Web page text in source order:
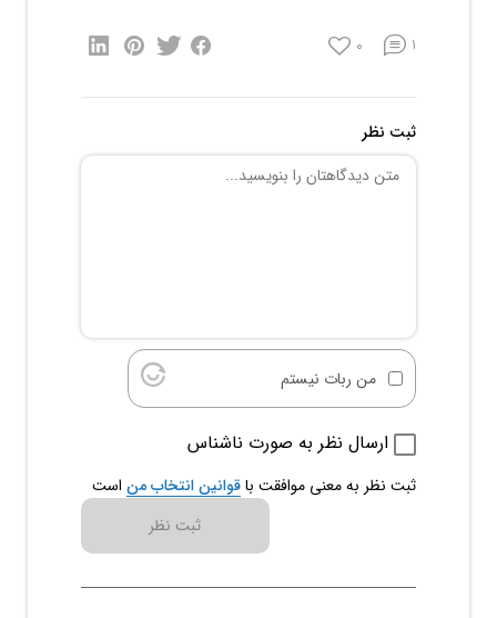
1
0
ثبت نظر
من ربات نیستم
ارسال نظر به صورت ناشناس
ثبت نظر به معنی موافقت باقوانین انتخاب مناست
ثبت نظر